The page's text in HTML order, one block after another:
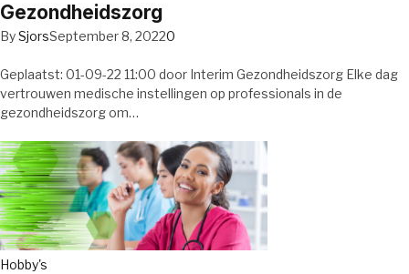
Gezondheidszorg
BySjorsSeptember 8, 20220
Geplaatst: 01-09-22 11:00 door Interim Gezondheidszorg Elke dag
vertrouwen medische instellingen op professionals in de
gezondheidszorg om…
Hobby's